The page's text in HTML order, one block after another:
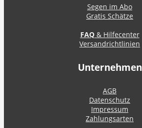
Segen im Abo
Gratis Schätze
FAQ& Hilfecenter
Versandrichtlinien
Unternehmen
AGB
Datenschutz
Impressum
Zahlungsarten